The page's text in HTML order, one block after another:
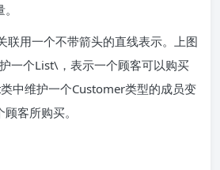
联用一个不带箭头的直线表示。上图
一个List\ ，表示一个顾客可以购买
中维护一个Customer类型的成员变
客所购买。